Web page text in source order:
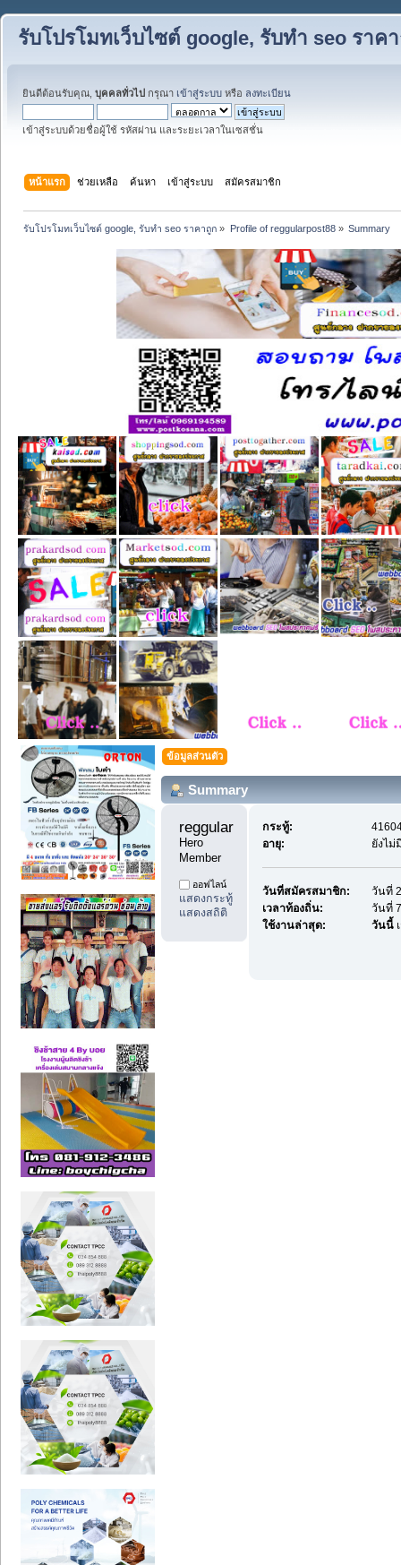
รับโปรโมทเว็บไซต์ google, รับทำ seo ราค
ยินดีต้อนรับคุณ, บุคคลทั่วไป กรุณา เข้าสู่ระบบ หรือ ลงทะเบียน
เข้าสู่ระบบด้วยชื่อผู้ใช้ รหัสผ่าน และระยะเวลาในเซสชั่น
หน้าแรก ช่วยเหลือ ค้นหา เข้าสู่ระบบ สมัครสมาชิก
รับโปรโมทเว็บไซต์ google, รับทำ seo ราคาถูก » Profile of reggularpost88» Summary
ข้อมูลส่วนตัว
Summary
reggularpost88
Hero
Member
ออฟไลน์
แสดงกระทู้
แสดงสถิติ
กระทู้:
อายุ:
ยังไม่
วันที่สมัครสมาชิก:
วันที่
เวลาท้องถิ่น:
วันที่
ใช้งานล่าสุด:
วันนี้